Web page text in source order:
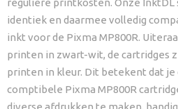
reguliere printkosten. Onze
identiek en daarmee volledig
inkt voor de Pixma MP800R.
printen in zwart-wit, de cartridges
printen in kleur. Dit betekent dat je
comptibele Pixma MP800R
diverse afdrukken te maken,